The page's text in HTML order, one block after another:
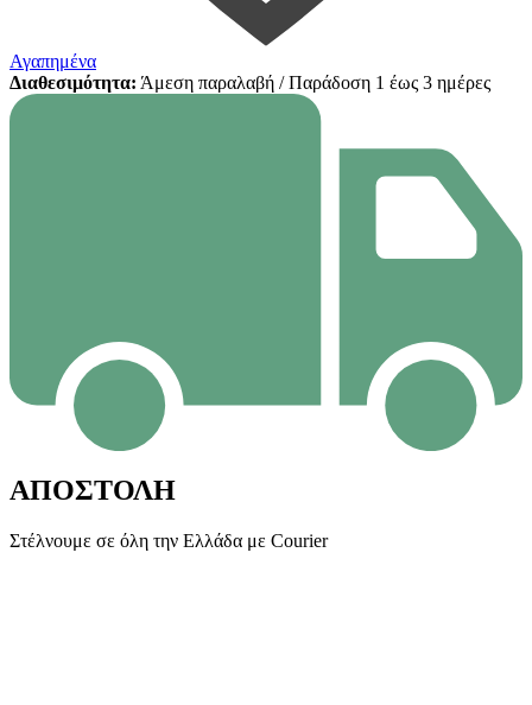
Αγαπημένα
Διαθεσιμότητα: Άμεση παραλαβή / Παράδoση 1 έως 3 ημέρες
ΑΠΟΣΤΟΛΗ
Στέλνουμε σε όλη την Ελλάδα με Courier